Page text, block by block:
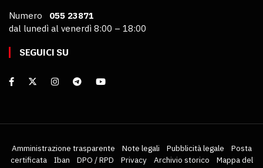
Numero 055 23871
dal lunedì al venerdì 8:00 – 18:00
SEGUICI SU
Amministrazione trasparente Note legali Pubblicità legale
Posta
certificata
Iban DPO / RPD Privacy Archivio storico
Mappa del